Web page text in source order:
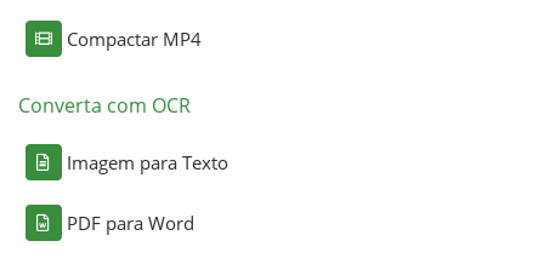
Compactar MP4
Converta com OCR
Imagem para Texto
PDF para Word